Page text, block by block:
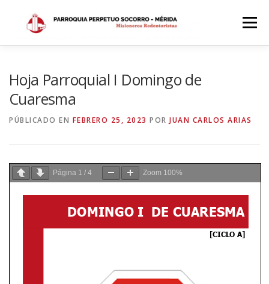
contenido
Menú
Hoja Parroquial I Domingo de
Cuaresma
PÚBLICADO EN FEBRERO 25, 2023 POR JUAN CARLOS ARIAS
Página 1 / 4 Zoom 100%